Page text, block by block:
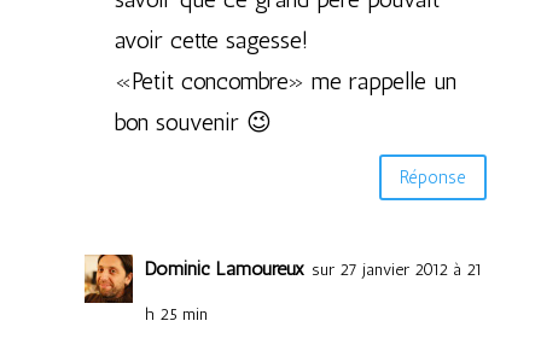
avoir cette sagesse!
«Petit concombre» me rappelle un
bon souvenir 😉
Réponse
Dominic Lamoureux sur 27 janvier 2012 à 21
h 25 min